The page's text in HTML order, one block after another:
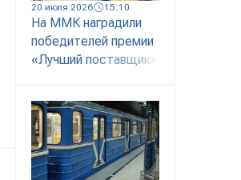
20 июля 2026 15:10
На ММК наградили
победителей премии
«Лучший поставщик»